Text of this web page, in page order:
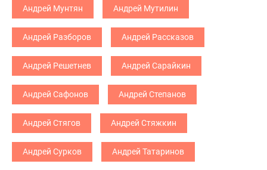
Андрей Мунтян Андрей Мутилин
Андрей Разборов Андрей Рассказов
Андрей Решетнев Андрей Сарайкин
Андрей Сафонов Андрей Степанов
Андрей Стягов Андрей Стяжкин
Андрей Сурков Андрей Татаринов